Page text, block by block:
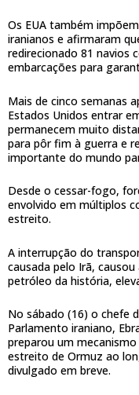
Os EUA também
iranianos e afirmaram
redirecionado 81 navios
embarcações para
Mais de cinco semanas
Estados Unidos entrar
permanecem muito
para pôr fim à guerra e
importante do mundo
Desde o cessar-fogo,
envolvido em múltiplos
estreito.
A interrupção do
causada pelo Irã,
petróleo da história,
No sábado (16) o chefe
Parlamento iraniano,
preparou um
estreito de Ormuz ao
divulgado em breve.